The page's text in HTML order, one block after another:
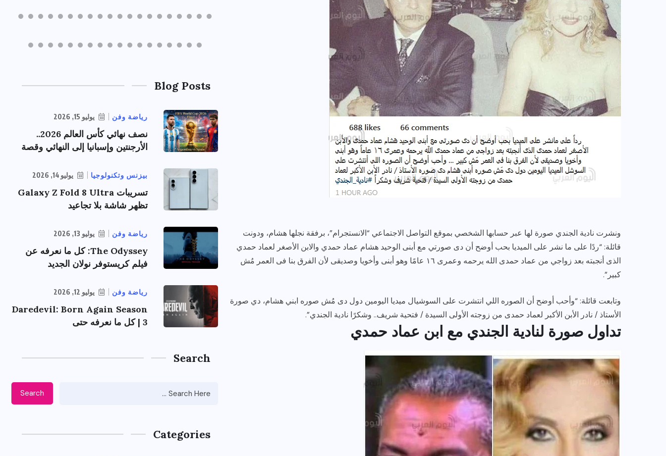
ونشرت نادية الجندي صورة لها عبر حسابها الشخصي بموقع التواصل الاجتماعي “الانستجرام”، برفقة نجلها هشام، ودونت
قائلة: “ردًا على ما نشر على الميديا بحب أوضح أن دى صورتي مع أبنى الوحيد هشام عماد حمدي والابن الأصغر لعماد حمدي
الذى أنجبته بعد زواجي من عماد حمدى الله يرحمه وعمرى ١٦ عامًا وهو أبنى وأخويا وصديقى لأن الفرق بنا فى العمر مُش
كبير”.
وتابعت قائلة: “وأحب أوضح أن الصوره اللي انتشرت على السوشيال ميديا اليومين دول دى مُش صوره ابني هشام، دي صورة
الأستاذ / نادر الأبن الأكبر لعماد حمدى من زوجته الأولى السيدة / فتحية شريف.. وشكرًا نادية الجندي”.
تداول صورة لنادية الجندي مع ابن عماد حمدي
Blog Posts
رياضة وفن يوليو 15, 2026
نصف نهائي كأس العالم 2026..
الأرجنتين وإسبانيا إلى النهائي وقصة
بيزنس وتكنولوجيا يوليو 14, 2026
تسريبات Galaxy Z Fold 8 Ultra
تظهر شاشة بلا تجاعيد
رياضة وفن يوليو 13, 2026
The Odyssey: كل ما نعرفه عن
فيلم كريستوفر نولان الجديد
رياضة وفن يوليو 12, 2026
Daredevil: Born Again Season
3 | كل ما نعرفه حتى
Search
Search
Categories